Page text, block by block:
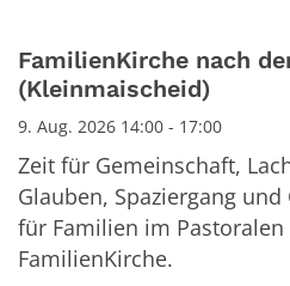
FamilienKirche nach
(Kleinmaischeid)
9. Aug. 2026 14:00 - 17:00
Zeit für Gemeinschaft,
Glauben, Spaziergang
für Familien im
FamilienKirche.